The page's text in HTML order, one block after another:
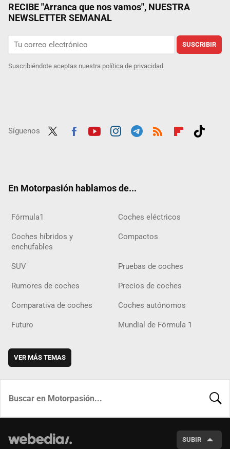
RECIBE "Arranca que nos vamos", NUESTRA
NEWSLETTER SEMANAL
SUSCRIBIR
Suscribiéndote aceptas nuestra política de privacidad
Síguenos
En Motorpasión hablamos de...
Fórmula1 Coches eléctricos
Coches híbridos y
enchufables
Compactos
SUV Pruebas de coches
Rumores de coches Precios de coches
Comparativa de coches Coches autónomos
Futuro Mundial de Fórmula 1
VER MÁS TEMAS
SUBIR